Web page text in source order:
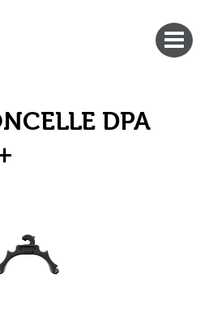
DPA